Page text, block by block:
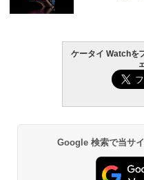
ケータイ Watchを
Google 検索で当サ